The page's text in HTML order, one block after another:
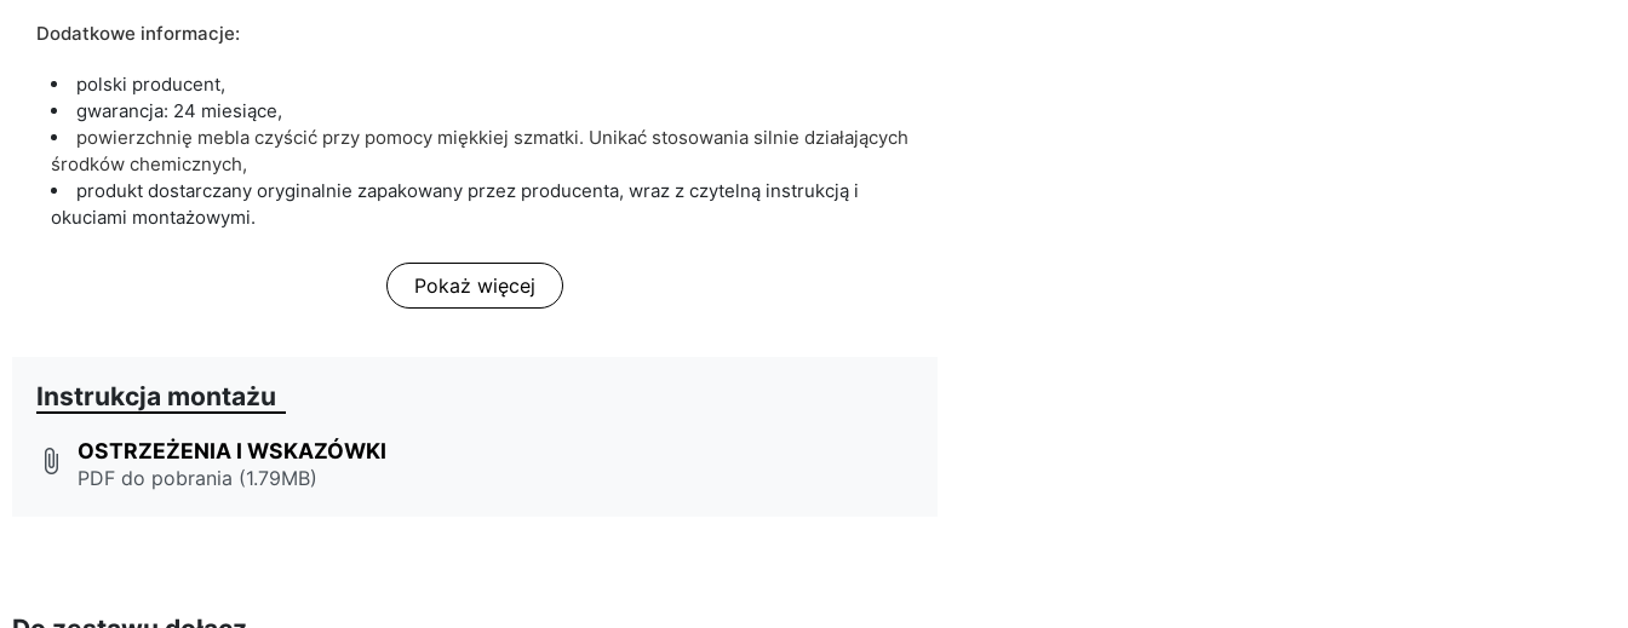
Dodatkowe informacje:
polski producent,
gwarancja: 24 miesiące,
powierzchnię mebla czyścić przy pomocy miękkiej szmatki. Unikać stosowania silnie działających
środków chemicznych,
produkt dostarczany oryginalnie zapakowany przez producenta, wraz z czytelną instrukcją i
okuciami montażowymi.
Pokaż więcej
Instrukcja montażu
attach_file OSTRZEŻENIA I WSKAZÓWKI
PDF do pobrania (1.79MB)